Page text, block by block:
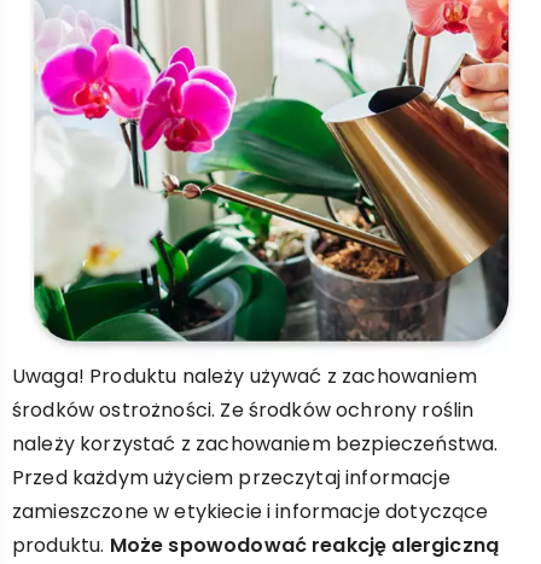
Uwaga! Produktu należy używać z zachowaniem
środków ostrożności. Ze środków ochrony roślin
należy korzystać z zachowaniem bezpieczeństwa.
Przed każdym użyciem przeczytaj informacje
zamieszczone w etykiecie i informacje dotyczące
produktu. Może spowodować reakcję alergiczną